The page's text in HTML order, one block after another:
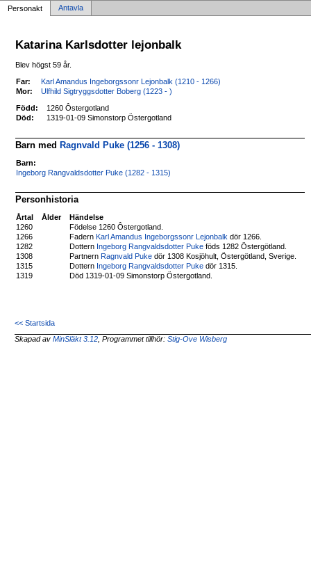
Personakt Antavla
Katarina Karlsdotter lejonbalk
Blev högst 59 år.
Far:
Karl Amandus Ingeborgssonr Lejonbalk (1210 - 1266)
Mor:
Ulfhild Sigtryggsdotter Boberg (1223 - )
Född:
1260 Ôstergotland
Död:
1319-01-09 Simonstorp Östergotland
Barn medRagnvald Puke (1256 - 1308)
Barn:
Ingeborg Rangvaldsdotter Puke (1282 - 1315)
Personhistoria
Årtal Ålder
Händelse
1260
Födelse 1260 Ôstergotland.
1266
Fadern Karl Amandus Ingeborgssonr Lejonbalk dör 1266.
1282
Dottern Ingeborg Rangvaldsdotter Puke föds 1282 Östergötland.
1308
Partnern Ragnvald Puke dör 1308 Kosjöhult, Östergötland, Sverige.
1315
Dottern Ingeborg Rangvaldsdotter Puke dör 1315.
1319
Död 1319-01-09 Simonstorp Östergotland.
<< Startsida
Skapad avMinSläkt 3.12 , Programmet tillhör:Stig-Ove Wisberg